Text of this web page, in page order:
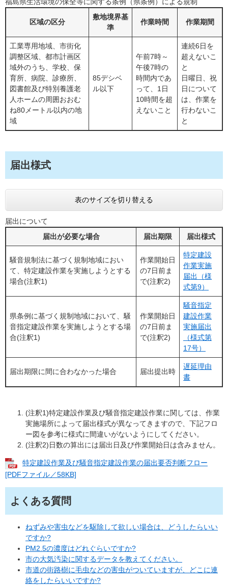
福島県生活環境の保全等に関する条例（県条例）による規制
区域の区分
敷地境界基
準
作業時間 作業期間
工業専用地域、市街化
調整区域、都市計画区
域外のうち、学校、保
育所、病院、診療所、
図書館及び特別養護老
人ホームの周囲おおむ
ね80メートル以内の地
域
85デシベ
ル以下
午前7時～
午後7時の
時間内であ
って、1日
10時間を超
えないこと
連続6日を
超えないこ
と
日曜日、祝
日について
は、作業を
行わないこ
と
届出様式
表のサイズを切り替える
届出について
届出が必要な場合
届出期限 届出様式
騒音規制法に基づく規制地域におい
て、特定建設作業を実施しようとする
場合(注釈1)
作業開始日
の7日前ま
で(注釈2)
特定建設
作業実施
届出（様
式第9）
県条例に基づく規制地域において、騒
音指定建設作業を実施しようとする場
合(注釈1)
作業開始日
の7日前ま
で(注釈2)
騒音指定
建設作業
実施届出
（様式第
17号）
届出期限に間に合わなかった場合 届出提出時
遅延理由
書
(注釈1)特定建設作業及び騒音指定建設作業に関しては、作業
実施場所によって届出様式が異なってきますので、下記フロ
ー図を参考に様式に間違いがないようにしてください。
(注釈2)日数の算出には届出日及び作業開始日は含みません。
特定建設作業及び騒音指定建設作業の届出要否判断フロー
[PDFファイル／58KB]
よくある質問
ねずみや害虫などを駆除して欲しい場合は、どうしたらいい
ですか?
PM2.5の濃度はどれぐらいですか?
市の大気汚染に関するデータを教えてください。
市道の街路樹に毛虫などの害虫がついていますが、どこに連
絡をしたらいいですか?